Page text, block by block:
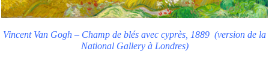
Vincent Van Gogh – Champ de blés avec cyprès, 1889 (version de la
National Gallery à Londres)